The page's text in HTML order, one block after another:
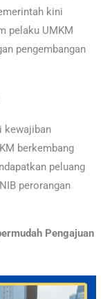
kini
pelaku UMKM
pengembangan
kewajiban
berkembang
peluang
perorangan
Pengajuan